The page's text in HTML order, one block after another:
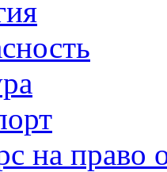
на право